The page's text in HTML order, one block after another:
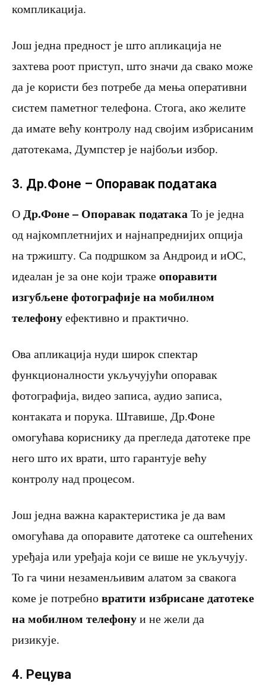
компликација.
Још једна предност је што апликација не
захтева роот приступ, што значи да свако може
да је користи без потребе да мења оперативни
систем паметног телефона. Стога, ако желите
да имате већу контролу над својим избрисаним
датотекама, Думпстер је најбољи избор.
3. Др.Фоне – Опоравак података
ОДр.Фоне – Опоравак податакаТо је једна
од најкомплетнијих и најнапреднијих опција
на тржишту. Са подршком за Андроид и иОС,
идеалан је за оне који тражеопоравити
изгубљене фотографије на мобилном
телефонуефективно и практично.
Ова апликација нуди широк спектар
функционалности укључујући опоравак
фотографија, видео записа, аудио записа,
контаката и порука. Штавише, Др.Фоне
омогућава кориснику да прегледа датотеке пре
него што их врати, што гарантује већу
контролу над процесом.
Још једна важна карактеристика је да вам
омогућава да опоравите датотеке са оштећених
уређаја или уређаја који се више не укључују.
То га чини незаменљивим алатом за свакога
коме је потребновратити избрисане датотеке
на мобилном телефонуи не жели да
ризикује.
4. Рецува